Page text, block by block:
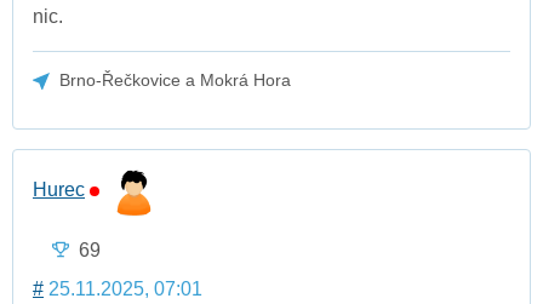
nic.
Brno-Řečkovice a Mokrá Hora
Hurec
69
# 25.11.2025, 07:01